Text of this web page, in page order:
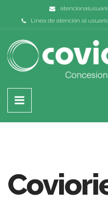
Línea de atención al usuario